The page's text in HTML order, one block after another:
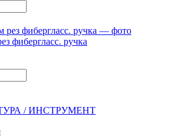
фибергласс. ручка
/ ИНСТРУМЕНТ